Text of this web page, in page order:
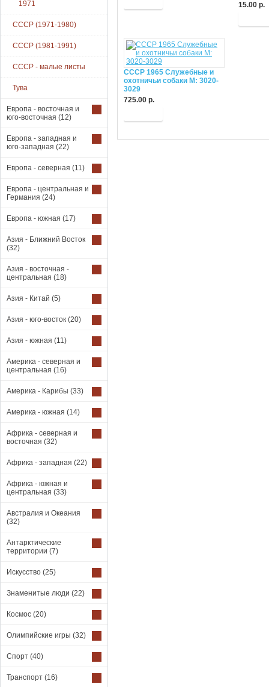
1971
СССР (1971-1980)
СССР (1981-1991)
СССР - малые листы
Тува
Европа - восточная и
юго-восточная (12)
Европа - западная и
юго-западная (22)
Европа - северная (11)
Европа - центральная и
Германия (24)
Европа - южная (17)
Азия - Ближний Восток
(32)
Азия - восточная -
центральная (18)
Азия - Китай (5)
Азия - юго-восток (20)
Азия - южная (11)
Америка - северная и
центральная (16)
Америка - Карибы (33)
Америка - южная (14)
Африка - северная и
восточная (32)
Африка - западная (22)
Африка - южная и
центральная (33)
Австралия и Океания
(32)
Антарктические
территории (7)
Искусство (25)
Знаменитые люди (22)
Космос (20)
Олимпийские игры (32)
Спорт (40)
Транспорт (16)
15.00 р.
СССР 1965 Служебные и
охотничьи собаки М: 3020-
3029
725.00 р.